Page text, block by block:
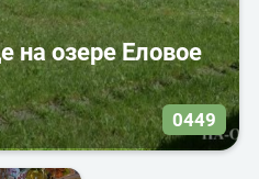
на озере Еловое
0449